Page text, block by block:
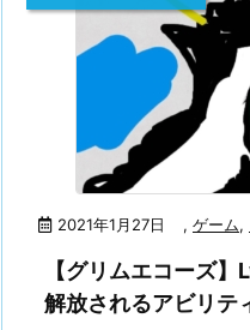
2021年1月27日 , ゲーム,
【グリムエコーズ
解放されるアビリテ